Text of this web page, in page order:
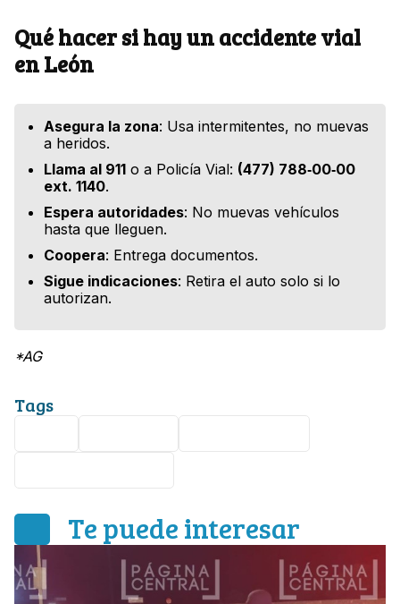
Qué hacer si hay un accidente vial
en León
Asegura la zona: Usa intermitentes, no muevas
a heridos.
Llama al 911 o a Policía Vial: (477) 788‑00‑00
ext. 1140.
Espera autoridades: No muevas vehículos
hasta que lleguen.
Coopera: Entrega documentos.
Sigue indicaciones: Retira el auto solo si lo
autorizan.
*AG
Tags
Te puede interesar